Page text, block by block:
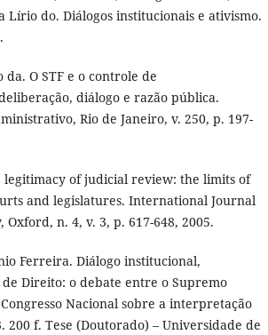
Lírio do. Diálogos institucionais e ativismo.
da. O STF e o controle de
diálogo e razão pública.
Rio de Janeiro, v. 250, p. 197-
legitimacy of judicial review: the limits of
and legislatures. International Journal
n. 4, v. 3, p. 617-648, 2005.
Ferreira. Diálogo institucional,
Direito: o debate entre o Supremo
Nacional sobre a interpretação
200 f. Tese (Doutorado) – Universidade de